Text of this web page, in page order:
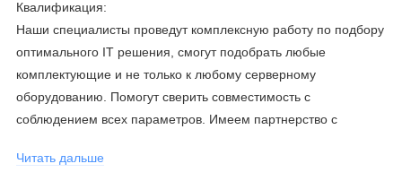
Квалификация:
Наши специалисты проведут комплексную работу по подбору
оптимального IT решения, смогут подобрать любые
комплектующие и не только к любому серверному
оборудованию. Помогут сверить совместимость с
соблюдением всех параметров. Имеем партнерство с
обучение сотрудников, что позволяет исключить ошибки даже
Читать дальше